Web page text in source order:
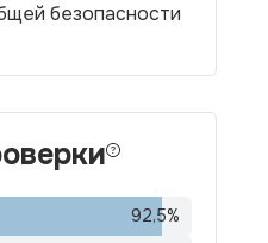
безопасности
92,5%